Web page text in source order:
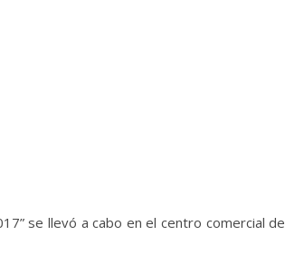
se llevó a cabo en el centro comercial